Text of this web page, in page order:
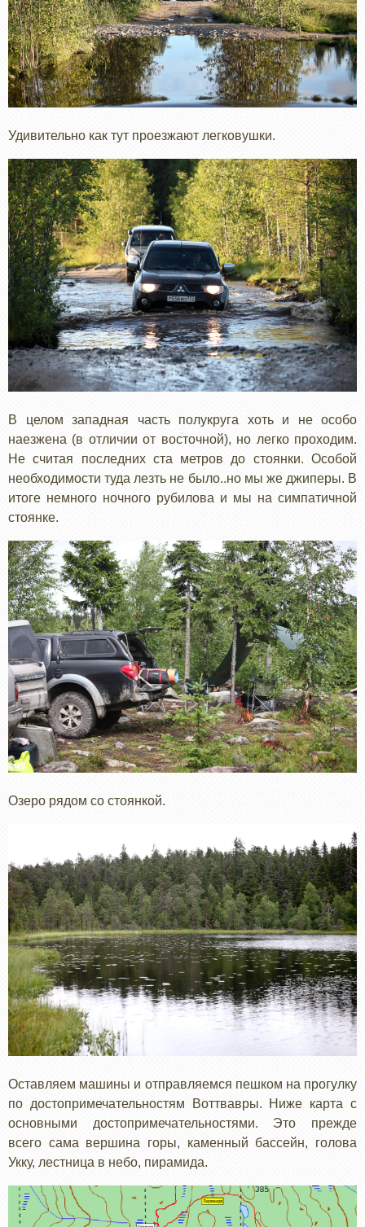
Удивительно как тут проезжают легковушки.
В целом западная часть полукруга хоть и не особо
наезжена (в отличии от восточной), но легко проходим.
Не считая последних ста метров до стоянки. Особой
необходимости туда лезть не было..но мы же джиперы. В
итоге немного ночного рубилова и мы на симпатичной
стоянке.
Озеро рядом со стоянкой.
Оставляем машины и отправляемся пешком на прогулку
по достопримечательностям Воттвавры. Ниже карта с
основными достопримечательностями. Это прежде
всего сама вершина горы, каменный бассейн, голова
Укку, лестница в небо, пирамида.